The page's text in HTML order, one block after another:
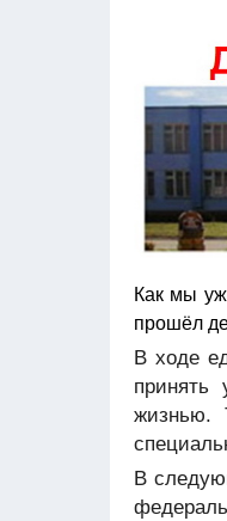
Как мы
прошёл
В ходе
принять
жизнью.
В